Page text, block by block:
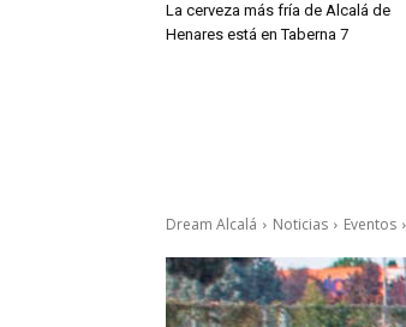
La cerveza más fría de Alcalá de
Henares está en Taberna 7